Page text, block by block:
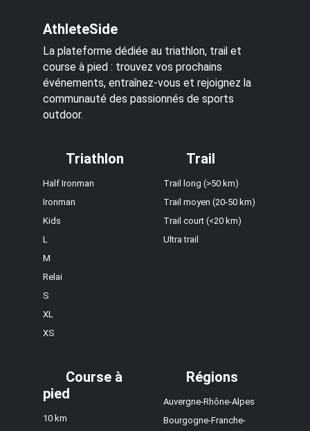
AthleteSide
La plateforme dédiée au triathlon, trail et
course à pied : trouvez vos prochains
événements, entraînez-vous et rejoignez la
communauté des passionnés de sports
outdoor.
Triathlon
Half Ironman
Ironman
Kids
L
M
Relai
S
XL
XS
Trail
Trail long (>50 km)
Trail moyen (20-50 km)
Trail court (<20 km)
Ultra trail
Course à
pied
10 km
Régions
Auvergne-Rhône-Alpes
Bourgogne-Franche-